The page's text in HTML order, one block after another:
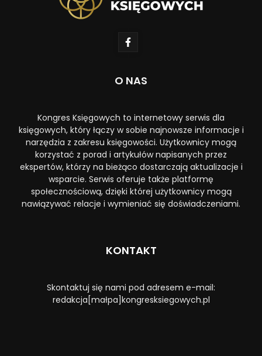
O NAS
Kongres Księgowych to internetowy serwis dla
księgowych, który łączy w sobie najnowsze informacje i
narzędzia z zakresu księgowości. Użytkownicy mogą
korzystać z porad i artykułów napisanych przez
ekspertów, którzy na bieżąco dostarczają aktualizacje i
wsparcie. Serwis oferuje także platformę
społecznościową, dzięki której użytkownicy mogą
nawiązywać relacje i wymieniać się doświadczeniami.
KONTAKT
Skontaktuj się nami pod adresem e-mail:
redakcja[małpa]kongresksiegowych.pl